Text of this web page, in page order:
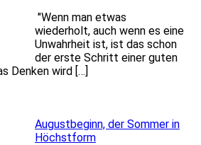
"Wenn man etwas
wiederholt, auch wenn es eine
Unwahrheit ist, ist das schon
der erste Schritt einer guten
Denken wird […]
Augustbeginn, der Sommer in
Höchstform